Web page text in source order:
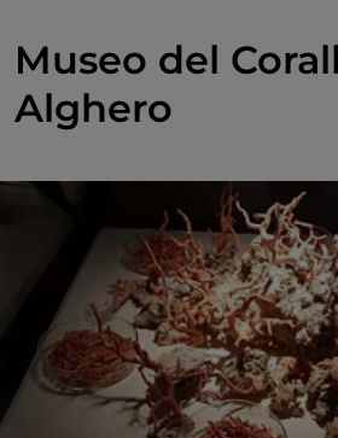
Museo del
Alghero